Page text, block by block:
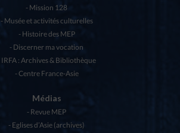
Mission 128
Musée et activités culturelles
Histoire des MEP
Discerner ma vocation
IRFA : Archives & Bibliothèque
Centre France-Asie
Médias
Revue MEP
Eglises d’Asie (archives)